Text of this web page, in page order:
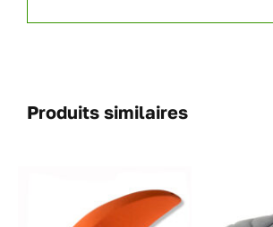
Produits similaires